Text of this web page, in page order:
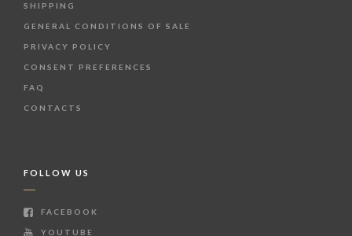
SHIPPING
GENERAL CONDITIONS OF SALE
PRIVACY POLICY
CONSENT PREFERENCES
FAQ
CONTACTS
FOLLOW US
FACEBOOK
YOUTUBE